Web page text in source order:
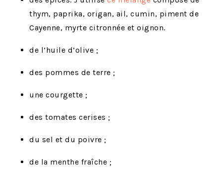
thym, paprika, origan, ail, cumin, piment de
Cayenne, myrte citronnée et oignon.
de l’huile d’olive ;
des pommes de terre ;
une courgette ;
des tomates cerises ;
du sel et du poivre ;
de la menthe fraîche ;